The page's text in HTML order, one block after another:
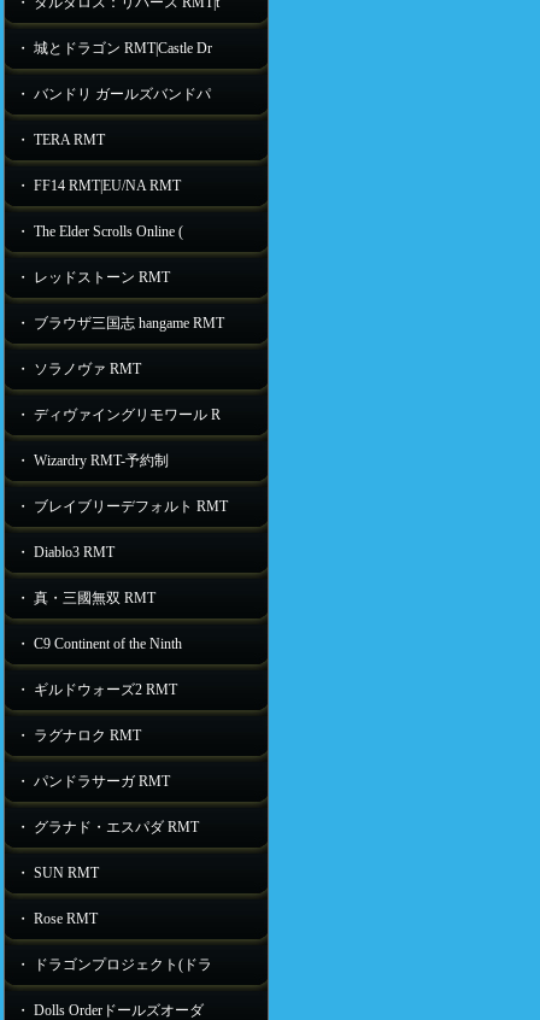
・ 城とドラゴン RMT|Castle Dr
・ バンドリ ガールズバンドパ
・ TERA RMT
・ FF14 RMT|EU/NA RMT
・ The Elder Scrolls Online (
・ レッドストーン RMT
・ ブラウザ三国志 hangame RMT
・ ソラノヴァ RMT
・ ディヴァイングリモワール R
・ Wizardry RMT-予約制
・ ブレイブリーデフォルト RMT
・ Diablo3 RMT
・ 真・三國無双 RMT
・ C9 Continent of the Ninth
・ ギルドウォーズ2 RMT
・ ラグナロク RMT
・ パンドラサーガ RMT
・ グラナド・エスパダ RMT
・ SUN RMT
・ Rose RMT
・ ドラゴンプロジェクト(ドラ
・ Dolls Orderドールズオーダ